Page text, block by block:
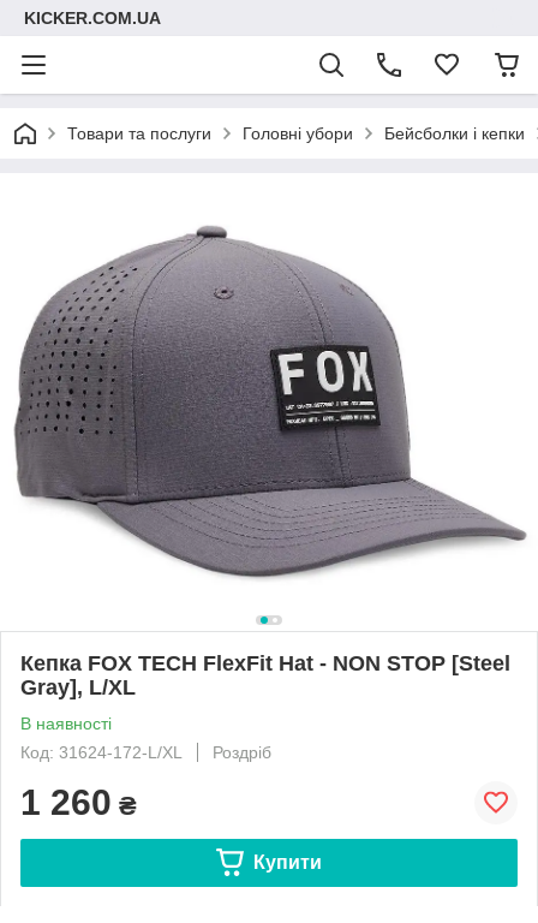
KICKER.COM.UA
Товари та послуги Головні убори Бейсболки і кепки
Кепка FOX TECH FlexFit Hat - NON STOP [Steel
Gray], L/XL
В наявності
Код: 31624-172-L/XL
Роздріб
1 260 ₴
Купити